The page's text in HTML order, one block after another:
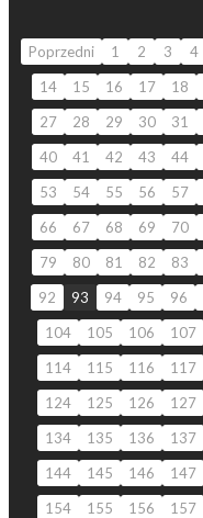
Poprzedni 1 2 3 4
14
15 16 17 18
27
28 29 30 31
40
41 42 43 44
53
54 55 56 57
66
67 68 69 70
79
80 81 82 83
92
93 94 95 96
104
105 106 107
114
115 116 117
124
125 126 127
134
135 136 137
144
145 146 147
154
155 156 157